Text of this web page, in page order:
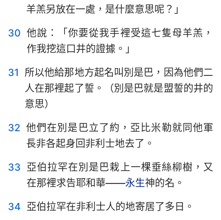
羊羔另放在一處，是什麼意思呢？」
30 他說：「你要從我手裡受這七隻母羊羔，
作我挖這口井的證據。」
31
所以他給那地方起名叫別是巴，因為他們二
人在那裡起了誓。（別是巴就是盟誓的井的
意思）
32 他們在別是巴立了約，亞比米勒就同他軍
長非各起身回非利士地去了。
33 亞伯拉罕在別是巴栽上一棵垂絲柳樹，又
在那裡求告耶和華——永生神的名。
34 亞伯拉罕在非利士人的地寄居了多日。